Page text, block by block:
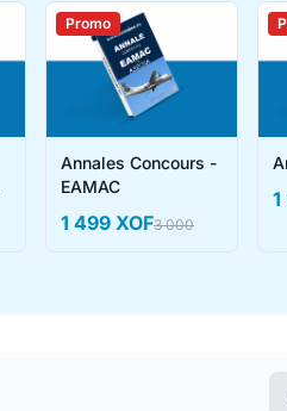
Promo
Annales Concours -
EAMAC
1 499 XOF3 000